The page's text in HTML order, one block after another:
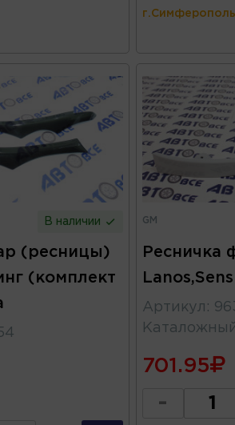
В наличии
(ресницы)
(комплект
GM
Ресничка
Артикул :
701.95
-